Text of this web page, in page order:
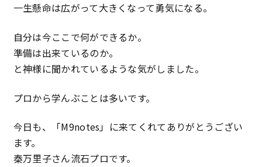
一生懸命は広がって大きくなって勇気になる。
自分は今ここで何ができるか。
準備は出来ているのか。
と神様に聞かれているような気がしました。
プロから学んぶことは多いです。
今日も、「M9notes」に来てくれてありがとうござい
ます。
秦万里子さん流石プロです。